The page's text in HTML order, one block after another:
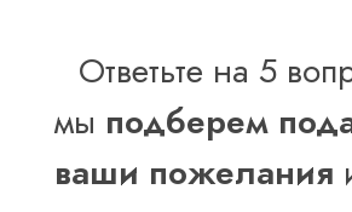
Ответьте на 5
мы подберем
ваши пожелания